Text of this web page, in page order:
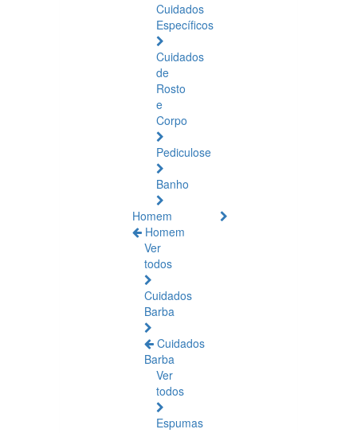
Cuidados
Específicos
Cuidados
de
Rosto
e
Corpo
Pediculose
Banho
Homem
Homem
Ver
todos
Cuidados
Barba
Cuidados
Barba
Ver
todos
Espumas